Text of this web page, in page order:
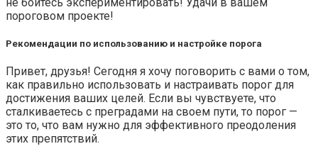
пороговом проекте!
Рекомендации по использованию и настройке порога
Привет, друзья! Сегодня я хочу поговорить с вами о том,
как правильно использовать и настраивать порог для
достижения ваших целей. Если вы чувствуете, что
сталкиваетесь с преградами на своем пути, то порог —
это то, что вам нужно для эффективного преодоления
этих препятствий.